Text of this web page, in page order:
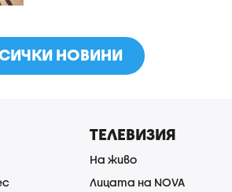
НОВИНИ
ТЕЛЕВИЗИЯ
На живо
Лицата на NOVA